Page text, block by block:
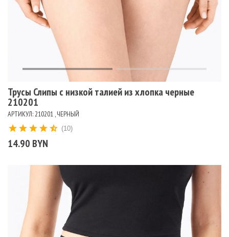
Трусы Слипы с низкой талией из хлопка черные
210201
АРТИКУЛ: 210201 , ЧЕРНЫЙ
14.90 BYN
(10)